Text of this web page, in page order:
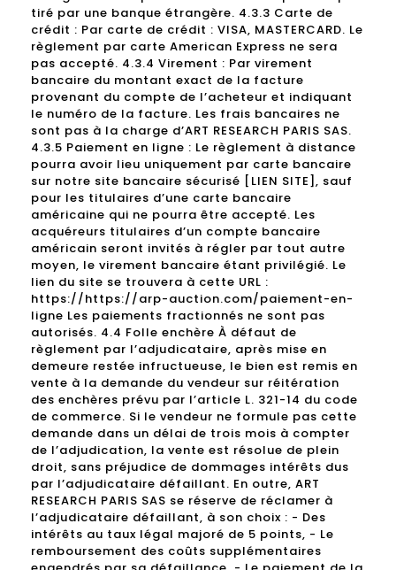
tiré par une banque étrangère. 4.3.3 Carte de
crédit : Par carte de crédit : VISA, MASTERCARD. Le
règlement par carte American Express ne sera
pas accepté. 4.3.4 Virement : Par virement
bancaire du montant exact de la facture
provenant du compte de l’acheteur et indiquant
le numéro de la facture. Les frais bancaires ne
sont pas à la charge d’ART RESEARCH PARIS SAS.
4.3.5 Paiement en ligne : Le règlement à distance
pourra avoir lieu uniquement par carte bancaire
sur notre site bancaire sécurisé [LIEN SITE], sauf
pour les titulaires d’une carte bancaire
américaine qui ne pourra être accepté. Les
acquéreurs titulaires d’un compte bancaire
américain seront invités à régler par tout autre
moyen, le virement bancaire étant privilégié. Le
lien du site se trouvera à cette URL :
https://https://arp-auction.com/paiement-en-
ligne Les paiements fractionnés ne sont pas
autorisés. 4.4 Folle enchère À défaut de
règlement par l’adjudicataire, après mise en
demeure restée infructueuse, le bien est remis en
vente à la demande du vendeur sur réitération
des enchères prévu par l’article L. 321-14 du code
de commerce. Si le vendeur ne formule pas cette
demande dans un délai de trois mois à compter
de l’adjudication, la vente est résolue de plein
droit, sans préjudice de dommages intérêts dus
par l’adjudicataire défaillant. En outre, ART
RESEARCH PARIS SAS se réserve de réclamer à
l’adjudicataire défaillant, à son choix : - Des
intérêts au taux légal majoré de 5 points, - Le
remboursement des coûts supplémentaires